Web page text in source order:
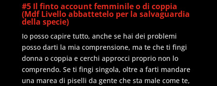
#5 Il finto account femminile o di coppia
(Mdf Livello abbattetelo per la salvaguardia
della specie)
Io posso capire tutto, anche se hai dei problemi
posso darti la mia comprensione, ma te che ti fingi
donna o coppia e cerchi approcci proprio non lo
comprendo. Se ti fingi singola, oltre a farti mandare
una marea di piselli da gente che sta male come te,